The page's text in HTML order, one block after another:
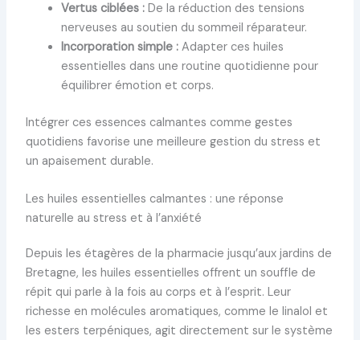
Vertus ciblées :De la réduction des tensions
nerveuses au soutien du sommeil réparateur.
Incorporation simple :Adapter ces huiles
essentielles dans une routine quotidienne pour
équilibrer émotion et corps.
Intégrer ces essences calmantes comme gestes
quotidiens favorise une meilleure gestion du stress et
un apaisement durable.
Les huiles essentielles calmantes : une réponse
naturelle au stress et à l’anxiété
Depuis les étagères de la pharmacie jusqu’aux jardins de
Bretagne, les huiles essentielles offrent un souffle de
répit qui parle à la fois au corps et à l’esprit. Leur
richesse en molécules aromatiques, comme le linalol et
les esters terpéniques, agit directement sur le système